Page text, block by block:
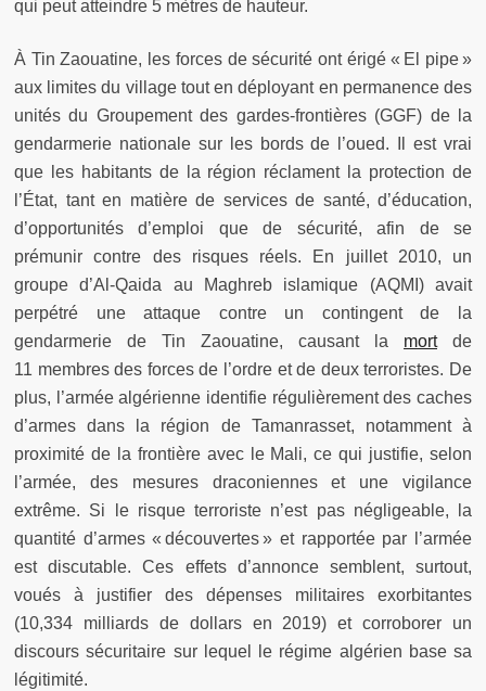
qui peut atteindre 5 mètres de hauteur.
À Tin Zaouatine, les forces de sécurité ont érigé « El pipe »
aux limites du village tout en déployant en permanence des
unités du Groupement des gardes-frontières (GGF) de la
gendarmerie nationale sur les bords de l’oued. Il est vrai
que les habitants de la région réclament la protection de
l’État, tant en matière de services de santé, d’éducation,
d’opportunités d’emploi que de sécurité, afin de se
prémunir contre des risques réels. En juillet 2010, un
groupe d’Al-Qaida au Maghreb islamique (AQMI) avait
perpétré une attaque contre un contingent de la
gendarmerie de Tin Zaouatine, causant la mortde
11 membres des forces de l’ordre et de deux terroristes. De
plus, l’armée algérienne identifie régulièrement des caches
d’armes dans la région de Tamanrasset, notamment à
proximité de la frontière avec le Mali, ce qui justifie, selon
l’armée, des mesures draconiennes et une vigilance
extrême. Si le risque terroriste n’est pas négligeable, la
quantité d’armes « découvertes » et rapportée par l’armée
est discutable. Ces effets d’annonce semblent, surtout,
voués à justifier des dépenses militaires exorbitantes
(10,334 milliards de dollars en 2019) et corroborer un
discours sécuritaire sur lequel le régime algérien base sa
légitimité.